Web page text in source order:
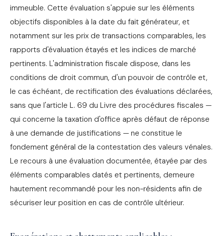
immeuble. Cette évaluation s'appuie sur les éléments
objectifs disponibles à la date du fait générateur, et
notamment sur les prix de transactions comparables, les
rapports d'évaluation étayés et les indices de marché
pertinents. L'administration fiscale dispose, dans les
conditions de droit commun, d'un pouvoir de contrôle et,
le cas échéant, de rectification des évaluations déclarées,
sans que l'article L. 69 du Livre des procédures fiscales —
qui concerne la taxation d'office après défaut de réponse
à une demande de justifications — ne constitue le
fondement général de la contestation des valeurs vénales.
Le recours à une évaluation documentée, étayée par des
éléments comparables datés et pertinents, demeure
hautement recommandé pour les non-résidents afin de
sécuriser leur position en cas de contrôle ultérieur.